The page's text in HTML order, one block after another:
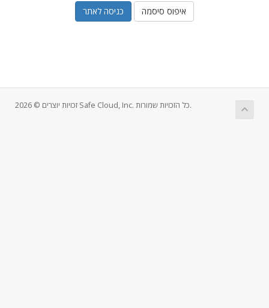
איפוס סיסמה
זכויות יוצרים © 2026 Safe Cloud, Inc. כל הזכויות שמורות.